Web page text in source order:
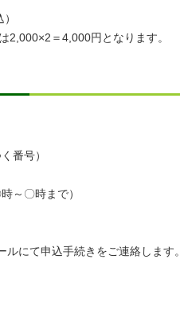
＝4,000円となります。
番号）
～〇時まで）
にて申込手続きをご連絡します。